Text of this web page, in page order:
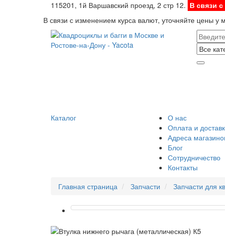
115201, 1й Варшавский проезд, 2 стр 12. В связи
В связи с изменением курса валют, уточняйте цены
Каталог
О нас
Оплата и
Адреса
Блог
Сотрудничество
Контакты
Главная страница
Запчасти Запчасти для